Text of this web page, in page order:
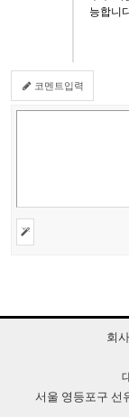
능합니
코멘트입력
회
서울 영등포구 선